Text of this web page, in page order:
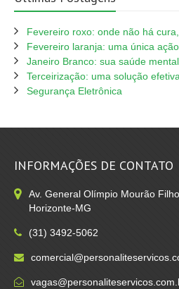
Fevereiro roxo: onde não há
Fevereiro laranja: uma única
Janeiro Branco: sua saúde
Terceirização: uma solução
Segurança Eletrônica
INFORMAÇÕES DE CONTATO
Av. General Olímpio Mourão
Horizonte-MG
(31) 3492-5062